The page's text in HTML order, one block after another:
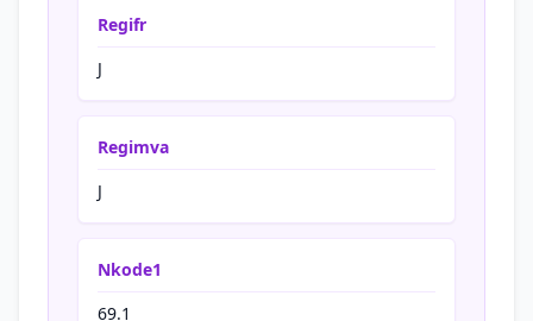
Regifr
J
Regimva
J
Nkode1
69.1